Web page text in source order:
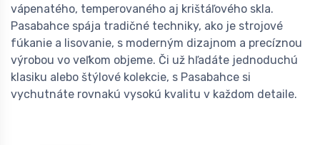
vápenatého, temperovaného aj krištáľového skla.
Pasabahce spája tradičné techniky, ako je strojové
fúkanie a lisovanie, s moderným dizajnom a precíznou
výrobou vo veľkom objeme. Či už hľadáte jednoduchú
klasiku alebo štýlové kolekcie, s Pasabahce si
vychutnáte rovnakú vysokú kvalitu v každom detaile.